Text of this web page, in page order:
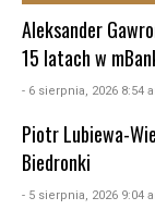
Aleksander
15 latach w
- 6 sierpnia, 2026 8:54
Piotr Lubiewa-
Biedronki
- 5 sierpnia, 2026 9:04